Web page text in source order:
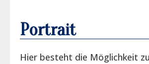
Portrait
Hier besteht die Möglichkeit